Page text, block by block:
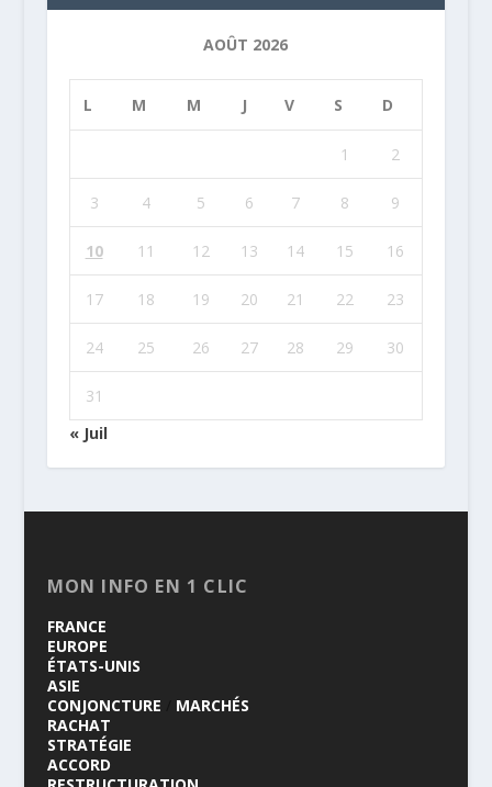
AOÛT 2026
L M M J V S D
1 2
3 4 5 6 7 8 9
10 11 12 13 14 15 16
17 18 19 20 21 22 23
24 25 26 27 28 29 30
31
« Juil
MON INFO EN 1 CLIC
FRANCE
EUROPE
ÉTATS-UNIS
ASIE
CONJONCTURE
MARCHÉS
RACHAT
STRATÉGIE
ACCORD